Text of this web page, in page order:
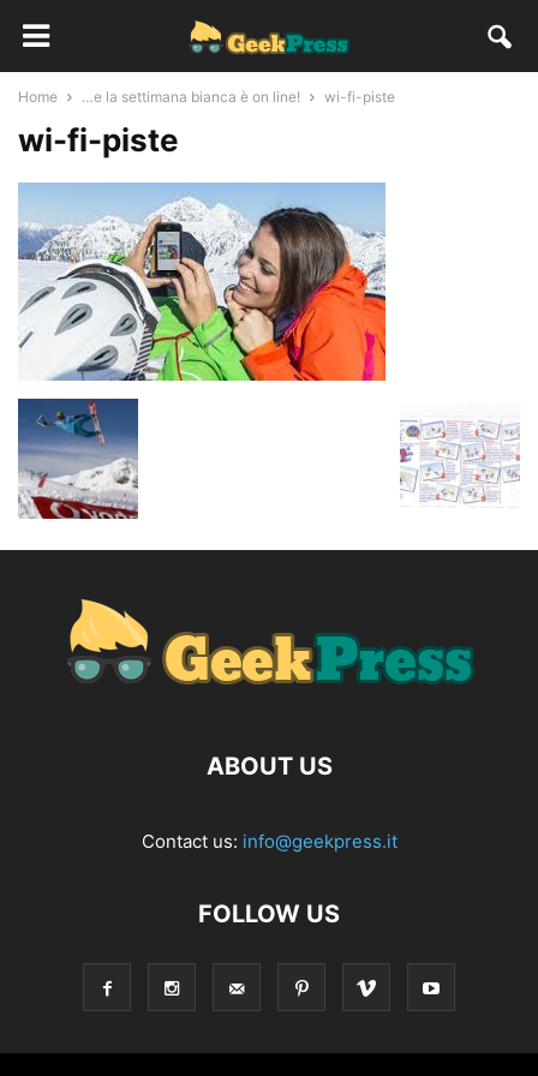
Home …e la settimana bianca è on line! wi-fi-piste
wi-fi-piste
ABOUT US
Contact us: info@geekpress.it
FOLLOW US